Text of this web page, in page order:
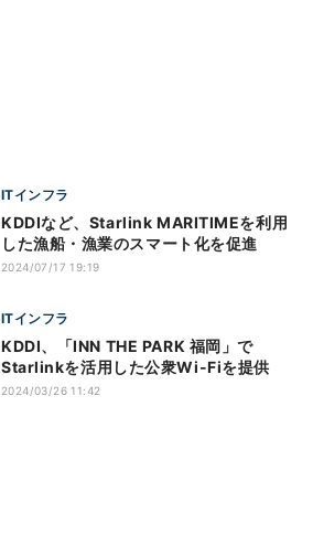
ITインフラ
KDDIなど、Starlink MARITIMEを利用
した漁船・漁業のスマート化を促進
2024/07/17 19:19
ITインフラ
KDDI、「INN THE PARK 福岡」で
Starlinkを活用した公衆Wi-Fiを提供
2024/03/26 11:42